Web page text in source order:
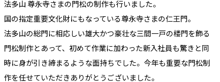
法多山 尊永寺さまの門松の制作も行いました。
国の指定重要文化財にもなっている尊永寺さまの仁王門。
法多山の総門に相応しい雄大かつ豪壮な三間一戸の楼門を飾る
門松制作とあって、初めて作業に加わった新入社員も驚きと同
時に身が引き締まるような面持ちでした。今年も重要な門松制
作を任せていただきありがとうございました。